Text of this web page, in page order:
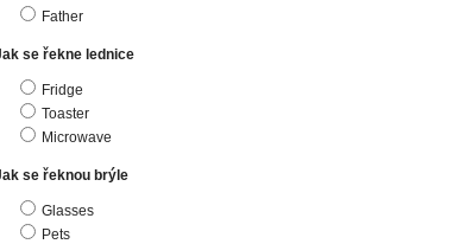
Father
se řekne lednice
Fridge
Toaster
Microwave
se řeknou brýle
Glasses
Pets